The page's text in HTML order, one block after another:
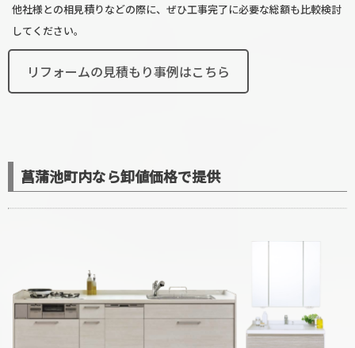
他社様との相見積りなどの際に、ぜひ工事完了に必要な総額も比較検討
してください。
リフォームの見積もり事例はこちら
菖蒲池町内なら卸値価格で提供